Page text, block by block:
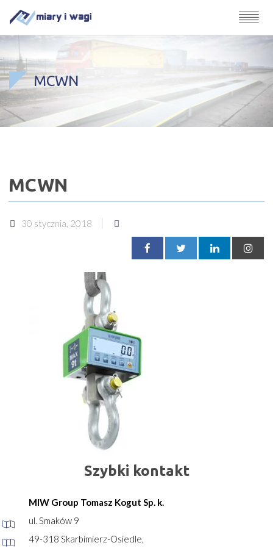
MCWN
MCWN
30 stycznia, 2018
Szybki kontakt
MIW Group Tomasz Kogut Sp. k.
ul. Smaków 9
49-318 Skarbimierz-Osiedle,